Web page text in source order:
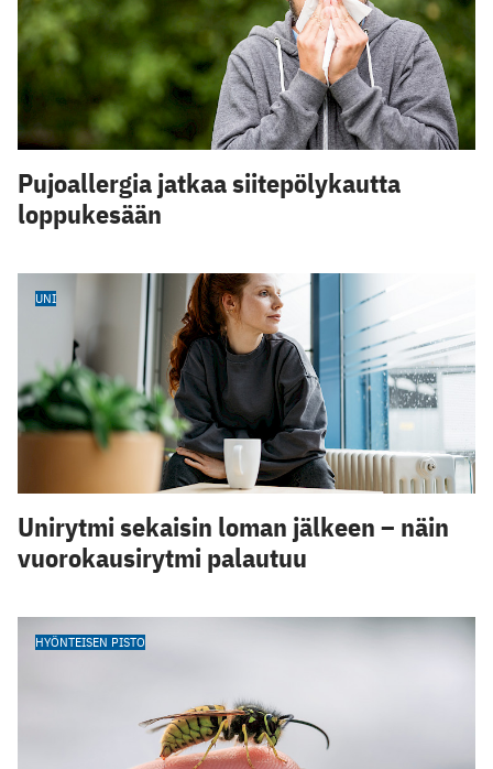
Pujoallergia jatkaa siitepölykautta
loppukesään
UNI
Unirytmi sekaisin loman jälkeen – näin
vuorokausirytmi palautuu
HYÖNTEISEN PISTO